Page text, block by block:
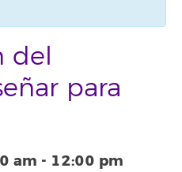
del
para
am - 12:00 pm